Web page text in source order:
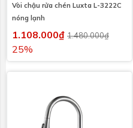
Vòi chậu rửa chén Luxta L-3222C
nóng lạnh
1.108.000₫ 1.480.000₫
25%